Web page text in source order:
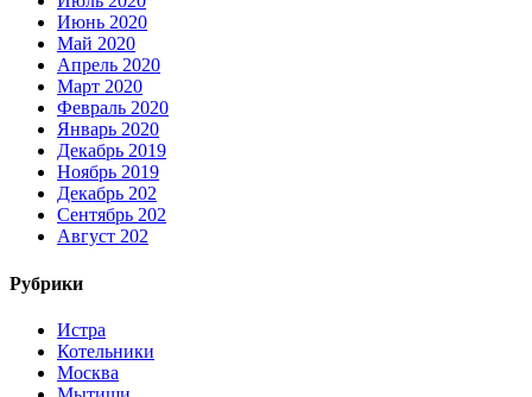
Июнь 2020
Май 2020
Апрель 2020
Март 2020
Февраль 2020
Январь 2020
Декабрь 2019
Ноябрь 2019
Декабрь 202
Сентябрь 202
Август 202
Рубрики
Истра
Котельники
Москва